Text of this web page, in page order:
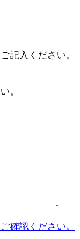
記入ください。
。
確認ください。